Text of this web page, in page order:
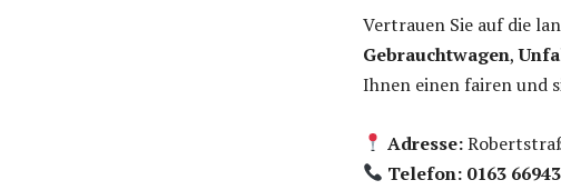
Vertrauen Sie auf die
Gebrauchtwagen,
Ihnen einen fairen und
Adresse:
Telefon: 0163